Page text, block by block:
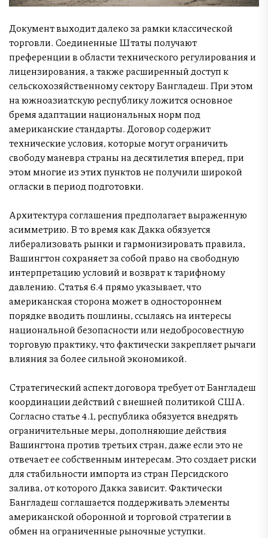
Документ выходит далеко за рамки классической
торговли. Соединенные Штаты получают
преференции в области технического регулирования и
лицензирования, а также расширенный доступ к
сельскохозяйственному сектору Бангладеш. При этом
на южноазиатскую республику ложится основное
бремя адаптации национальных норм под
американские стандарты. Договор содержит
технические условия, которые могут ограничить
свободу маневра страны на десятилетия вперед, при
этом многие из этих пунктов не получили широкой
огласки в период подготовки.
Архитектура соглашения предполагает выраженную
асимметрию. В то время как Дакка обязуется
либерализовать рынки и гармонизировать правила,
Вашингтон сохраняет за собой право на свободную
интерпретацию условий и возврат к тарифному
давлению. Статья 6.4 прямо указывает, что
американская сторона может в одностороннем
порядке вводить пошлины, ссылаясь на интересы
национальной безопасности или недобросовестную
торговую практику, что фактически закрепляет рычаги
влияния за более сильной экономикой.
Стратегический аспект договора требует от Бангладеш
координации действий с внешней политикой США.
Согласно статье 4.1, республика обязуется внедрять
ограничительные меры, дополняющие действия
Вашингтона против третьих стран, даже если это не
отвечает ее собственным интересам. Это создает риски
для стабильности импорта из стран Персидского
залива, от которого Дакка зависит. Фактически
Бангладеш соглашается поддерживать элементы
американской оборонной и торговой стратегии в
обмен на ограниченные рыночные уступки.